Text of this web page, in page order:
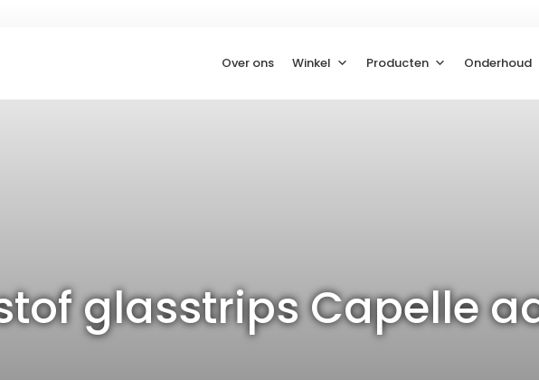
Over ons Winkel Producten Onderhoud
glasstrips Capelle